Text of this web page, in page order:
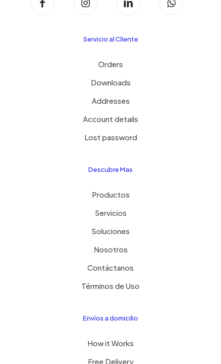
Servicio al Cliente
Orders
Downloads
Addresses
Account details
Lost password
Descubre Mas
Productos
Servicios
Soluciones
Nosotros
Contáctanos
Términos de Uso
Envíos a domicilio
How it Works
Free Delivery